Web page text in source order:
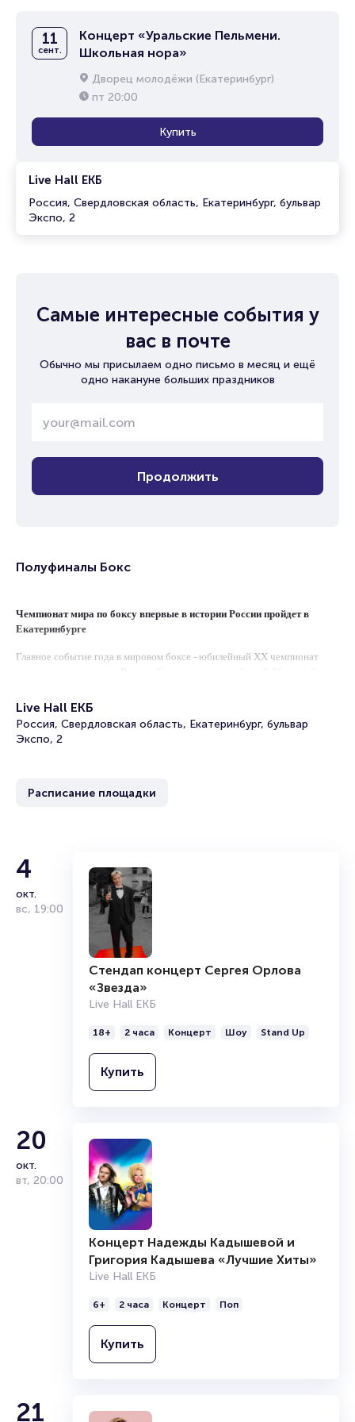
Live Hall ЕКБ
Россия, Свердловская область, Екатеринбург, бульвар
Экспо, 2
11
сент.
Концерт «Уральские Пельмени.
Школьная нора»
Дворец молодёжи (Екатеринбург)
пт 20:00
Купить
Самые интересные события у
вас в почте
Обычно мы присылаем одно письмо в месяц и ещё
одно накануне больших праздников
Продолжить
Полуфиналы Бокс
Чемпионат мира по боксу впервые в истории России пройдет в
Екатеринбурге
Главное событие года в мировом боксе - юбилейный XX чемпионат
В последний раз чемпионат мира проходил в СССР в Москве в 1989
году. Тогда Россия заняла первое место в общекомандном зачете,
завоевав пять золотых, две серебряных и четыре бронзовых награды,
Live Hall ЕКБ
Россия, Свердловская область, Екатеринбург, бульвар
Экспо, 2
Расписание площадки
4
окт.
вс, 19:00
Стендап концерт Сергея Орлова
«Звезда»
Live Hall ЕКБ
18+ 2 часа Концерт Шоу Stand Up
Купить
20
окт.
вт, 20:00
Концерт Надежды Кадышевой и
Григория Кадышева «Лучшие Хиты»
Live Hall ЕКБ
6+ 2 часа Концерт Поп
Купить
21